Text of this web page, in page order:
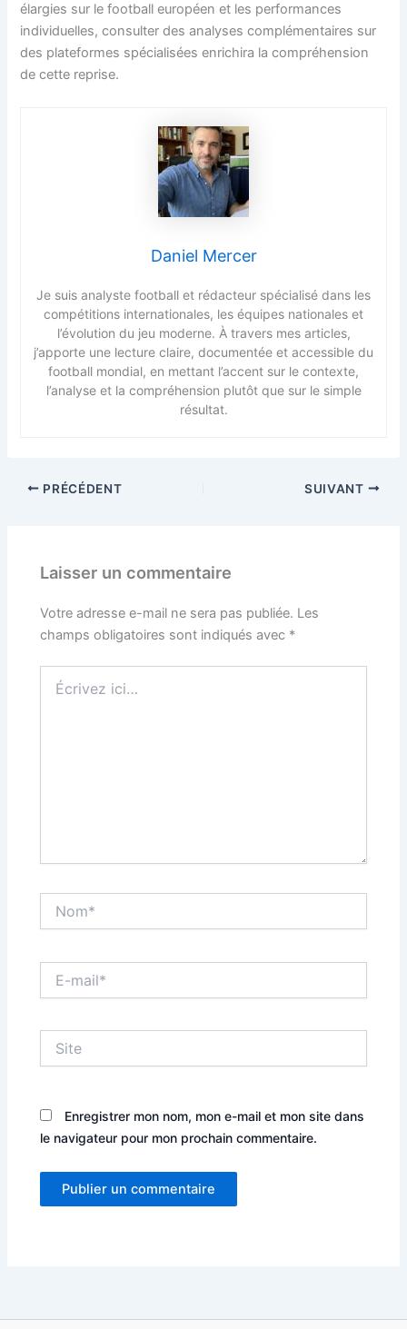
élargies sur le football européen et les performances
individuelles, consulter des analyses complémentaires sur
des plateformes spécialisées enrichira la compréhension
de cette reprise.
Daniel Mercer
Je suis analyste football et rédacteur spécialisé dans les
compétitions internationales, les équipes nationales et
l’évolution du jeu moderne. À travers mes articles,
j’apporte une lecture claire, documentée et accessible du
football mondial, en mettant l’accent sur le contexte,
l’analyse et la compréhension plutôt que sur le simple
résultat.
PRÉCÉDENT SUIVANT
Laisser un commentaire
Votre adresse e-mail ne sera pas publiée. Les
champs obligatoires sont indiqués avec *
ici…
mail*
Enregistrer mon nom, mon e-mail et mon site dans
le navigateur pour mon prochain commentaire.